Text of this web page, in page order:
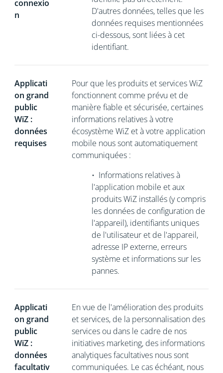
connexio
n
D'autres données, telles que les
données requises mentionnées
ci-dessous, sont liées à cet
identifiant.
Applicati
on grand
public
WiZ :
données
requises
Pour que les produits et services WiZ
fonctionnent comme prévu et de
manière fiable et sécurisée, certaines
informations relatives à votre
écosystème WiZ et à votre application
mobile nous sont automatiquement
communiquées :
• Informations relatives à
l'application mobile et aux
produits WiZ installés (y compris
les données de configuration de
l'appareil), identifiants uniques
de l'utilisateur et de l'appareil,
adresse IP externe, erreurs
système et informations sur les
pannes.
Applicati
on grand
public
WiZ :
données
facultativ
En vue de l'amélioration des produits
et services, de la personnalisation des
services ou dans le cadre de nos
initiatives marketing, des informations
analytiques facultatives nous sont
communiquées. Le cas échéant, nous